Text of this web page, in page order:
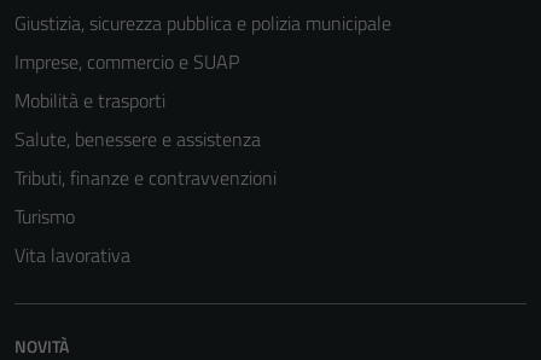
Giustizia, sicurezza pubblica e polizia municipale
Imprese, commercio e SUAP
Mobilità e trasporti
Salute, benessere e assistenza
Tributi, finanze e contravvenzioni
Turismo
Vita lavorativa
NOVITÀ
disabilitati.